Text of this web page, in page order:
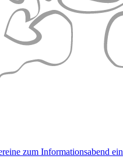
zum Informationsabend ein